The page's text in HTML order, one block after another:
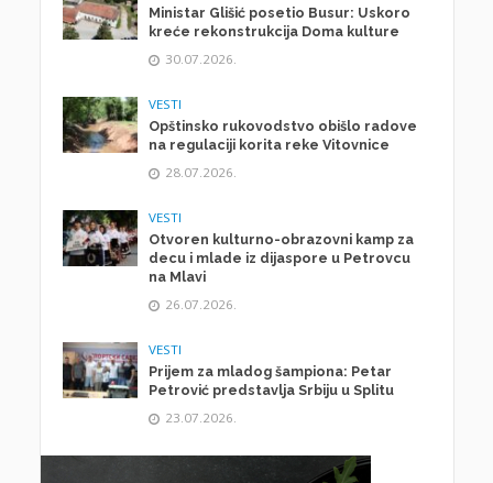
Ministar Glišić posetio Busur: Uskoro
kreće rekonstrukcija Doma kulture
30.07.2026.
VESTI
Opštinsko rukovodstvo obišlo radove
na regulaciji korita reke Vitovnice
28.07.2026.
VESTI
Otvoren kulturno-obrazovni kamp za
decu i mlade iz dijaspore u Petrovcu
na Mlavi
26.07.2026.
VESTI
Prijem za mladog šampiona: Petar
Petrović predstavlja Srbiju u Splitu
23.07.2026.